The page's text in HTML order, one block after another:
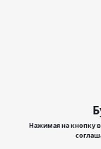
Нажимая на кнопку